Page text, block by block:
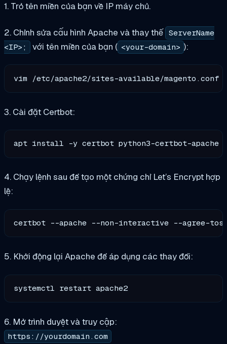
1. Trỏ tên miền của bạn về IP máy chủ.
2. Chỉnh sửa cấu hình Apache và thay thế ServerName
<IP>;
với tên miền của bạn ( <your-domain> ):
3. Cài đặt Certbot:
4. Chạy lệnh sau để tạo một chứng chỉ Let’s Encrypt hợp
lệ:
certbot --apache --non-interactive --agree-
5. Khởi động lại Apache để áp dụng các thay đổi:
6. Mở trình duyệt và truy cập:
https://yourdomain.com